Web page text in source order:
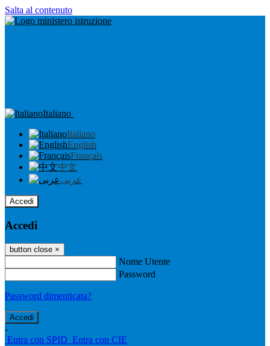
Salta al contenuto
Italiano
Italiano
English
Français
中文
عربى
Accedi
Accedi
button close ×
Nome Utente
Password
Password dimenticata?
-
Entra con SPID Entra con CIE